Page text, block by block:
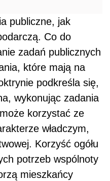
publiczne, jak
Co do
zadań publicznych
które mają na
podkreśla się,
wykonując zadania
korzystać ze
władczym,
Korzyść ogółu
potrzeb wspólnoty
mieszkańcy